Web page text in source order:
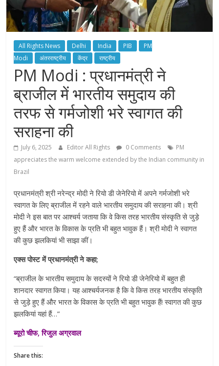
All Rights News Delhi India PIB
PM
Modi
अंतरराष्ट्रीय केंद्र राष्ट्रीय
PM Modi : प्रधानमंत्री ने
ब्राजील में भारतीय समुदाय की
तरफ से गर्मजोशी भरे स्वागत की
सराहना की
July 6, 2025 Editor All Rights 0 Comments
PM
appreciates the warm welcome extended by the Indian community in
Brazil
प्रधानमंत्री श्री नरेन्द्र मोदी ने रियो डी जेनेरियो में अपने गर्मजोशी भरे
स्वागत के लिए ब्राजील में रहने वाले भारतीय समुदाय की सराहना की। श्री
मोदी ने इस बात पर आश्चर्य जताया कि वे किस तरह भारतीय संस्कृति से जुड़े
हुए हैं और भारत के विकास के प्रति भी बहुत भावुक हैं। श्री मोदी ने स्वागत
की कुछ झलकियां भी साझा कीं।
एक्स पोस्ट में प्रधानमंत्री ने कहा;
“ब्राजील के भारतीय समुदाय के सदस्यों ने रियो डी जेनेरियो में बहुत ही
शानदार स्वागत किया। यह आश्चर्यजनक है कि वे किस तरह भारतीय संस्कृति
से जुड़े हुए हैं और भारत के विकास के प्रति भी बहुत भावुक हैं! स्वागत की कुछ
झलकियां यहां हैं…”
ब्यूरो चीफ, रिजुल अग्रवाल
Share this: